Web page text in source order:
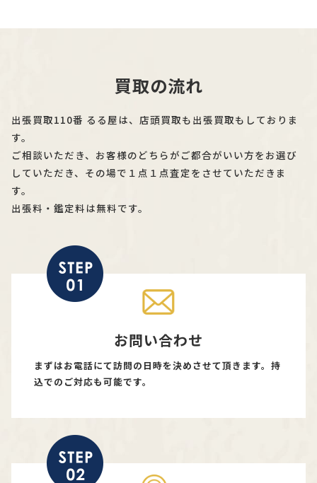
買取の流れ
出張買取110番 るる屋は、店頭買取も出張買取もしておりま
す。
ご相談いただき、お客様のどちらがご都合がいい方をお選び
していただき、その場で１点１点査定をさせていただきま
す。
出張料・鑑定料は無料です。
お問い合わせ
まずはお電話にて訪問の日時を決めさせて頂きます。持
込でのご対応も可能です。